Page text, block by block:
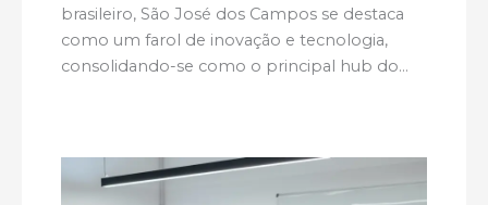
brasileiro, São José dos Campos se destaca
como um farol de inovação e tecnologia,
consolidando-se como o principal hub do…